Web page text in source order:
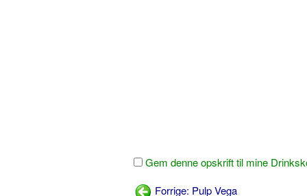
Gem denne opskrift til mine
Forrige: Pulp Vega